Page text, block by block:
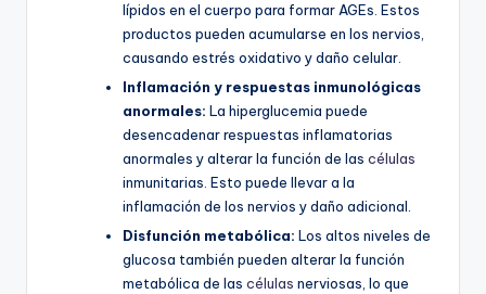
lípidos en el cuerpo para formar AGEs. Estos
productos pueden acumularse en los nervios,
causando estrés oxidativo y daño celular.
Inflamación y respuestas inmunológicas
anormales: La hiperglucemia puede
desencadenar respuestas inflamatorias
anormales y alterar la función de las células
inmunitarias. Esto puede llevar a la
inflamación de los nervios y daño adicional.
Disfunción metabólica: Los altos niveles de
glucosa también pueden alterar la función
metabólica de las células nerviosas, lo que